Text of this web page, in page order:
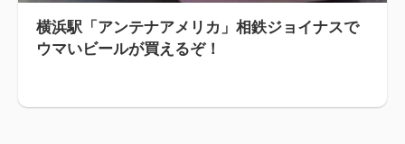
横浜駅「アンテナアメリカ」相鉄ジョイナスで
ウマいビールが買えるぞ！